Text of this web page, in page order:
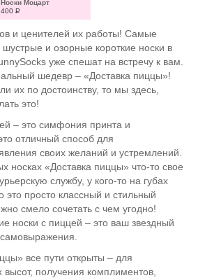
Носки Моцарт
400 Р
и ценителей их работы! Самые
и озорные короткие носки в
уже спешат на встречу к вам.
шедевр – «Доставка пиццы»!
их по достоинству, то мы здесь,
это!
– это симфония принта и
отличный способ для
своих желаний и устремлений.
носках «Доставка пиццы» что-то свое
службу, у кого-то на губах
это просто классный и стильный
смело сочетать с чем угодно!
носки с пиццей – это ваш звездный
все пути открыты – для
получения комплиментов,